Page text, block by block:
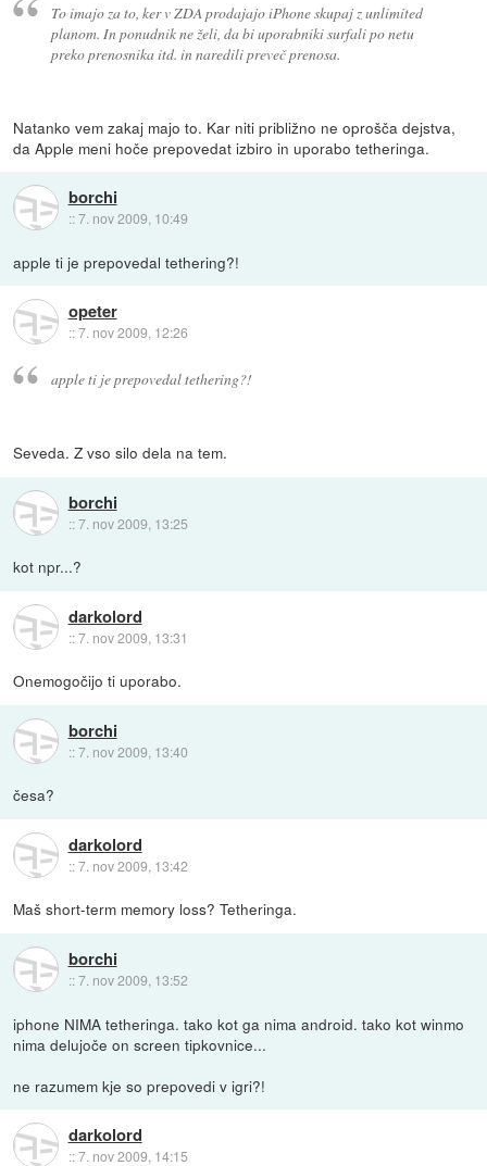
To imajo za to, ker v ZDA prodajajo iPhone skupaj z unlimited
planom. In ponudnik ne želi, da bi uporabniki surfali po netu
preko prenosnika itd. in naredili preveč prenosa.
Natanko vem zakaj majo to. Kar niti približno ne oprošča dejstva,
da Apple meni hoče prepovedat izbiro in uporabo tetheringa.
borchi
::7. nov 2009, 10:49
apple ti je prepovedal tethering?!
opeter
::7. nov 2009, 12:26
apple ti je prepovedal tethering?!
Seveda. Z vso silo dela na tem.
borchi
::7. nov 2009, 13:25
kot npr...?
darkolord
::7. nov 2009, 13:31
Onemogočijo ti uporabo.
borchi
::7. nov 2009, 13:40
česa?
darkolord
::7. nov 2009, 13:42
Maš short-term memory loss? Tetheringa.
borchi
::7. nov 2009, 13:52
iphone NIMA tetheringa. tako kot ga nima android. tako kot winmo
nima delujoče on screen tipkovnice...
ne razumem kje so prepovedi v igri?!
darkolord
::7. nov 2009, 14:15